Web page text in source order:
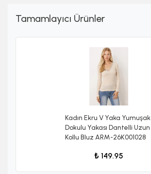
Tamamlayıcı Ürünler
Kadın Ekru V Yaka Yumuşak
Dokulu Yakası Dantelli Uzun
Kollu Bluz ARM-26K001028
₺ 149.95